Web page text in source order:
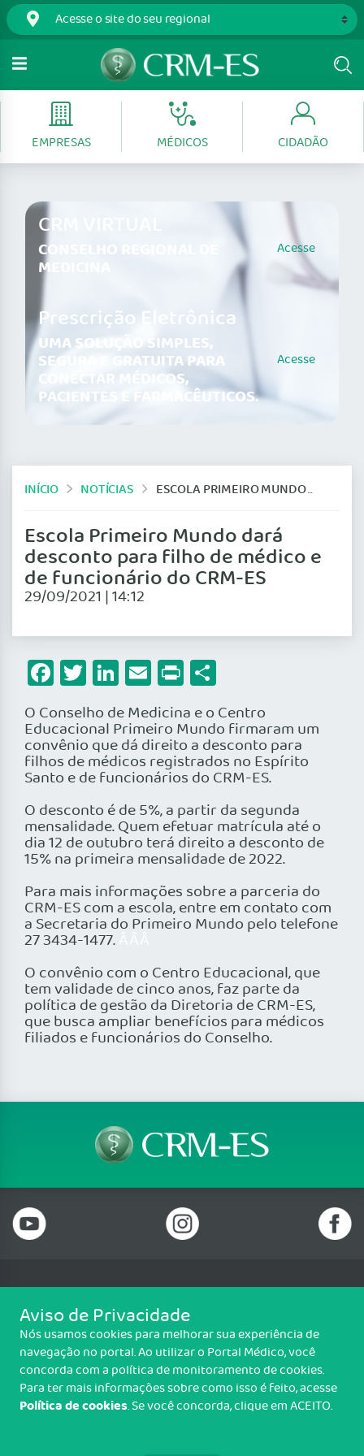
EMPRESAS MÉDICOS CIDADÃO
CRM VIRTUAL
CONSELHO REGIONAL DE
MEDICINA
Acesse
Prescrição Eletrônica
UMA SOLUÇÃO SIMPLES,
SEGURA E GRATUITA PARA
CONECTAR MÉDICOS,
PACIENTES E FARMACÊUTICOS.
Acesse
INÍCIO NOTÍCIAS ESCOLA PRIMEIRO MUNDO DARÁ DESCONTO PARA FILHO DE MÉDICO E DE FUNCIONÁRIO DO CRM-ES
Escola Primeiro Mundo dará
desconto para filho de médico e
de funcionário do CRM-ES
29/09/2021 | 14:12
Facebook
Twitter
LinkedIn
Email
Print
O Conselho de Medicina e o Centro
Educacional Primeiro Mundo firmaram um
convênio que dá direito a desconto para
filhos de médicos registrados no Espírito
Santo e de funcionários do CRM-ES.
O desconto é de 5%, a partir da segunda
mensalidade. Quem efetuar matrícula até o
dia 12 de outubro terá direito a desconto de
15% na primeira mensalidade de 2022.
Para mais informações sobre a parceria do
CRM-ES com a escola, entre em contato com
a Secretaria do Primeiro Mundo pelo telefone
27 3434-1477.
O convênio com o Centro Educacional, que
tem validade de cinco anos, faz parte da
política de gestão da Diretoria de CRM-ES,
que busca ampliar benefícios para médicos
filiados e funcionários do Conselho.
Rua Professora Emilia Franklin Mululo, n. 228, Bento Ferreira, Vitória/ES -
CEP 29050-730
Horário de Funcionamento: Seg. à Sex., 10h às 19h(atendimento
exclusivamente por agendamento)
Copyright CRM-ES. Todos os direitos reservados.
Aviso de Privacidade
Nós usamos cookies para melhorar sua experiência de
navegação no portal. Ao utilizar o Portal Médico, você
concorda com a política de monitoramento de cookies.
Para ter mais informações sobre como isso é feito, acesse
Política de cookies. Se você concorda, clique em ACEITO.